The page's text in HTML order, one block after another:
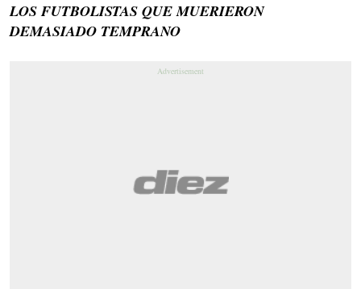
LOS FUTBOLISTAS QUE MUERIERON
DEMASIADO TEMPRANO